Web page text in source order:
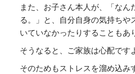
また、お子さん本人が、「なん
る。」と、自分自身の気持ちや
いていなかったりすることもあ
そうなると、ご家族は心配です
そのためもストレスを溜め込み